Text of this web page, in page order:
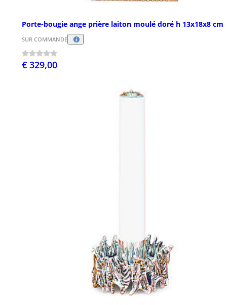
Porte-bougie ange prière laiton moulé doré h 13x18x8 cm
SUR COMMANDE
€ 329,00